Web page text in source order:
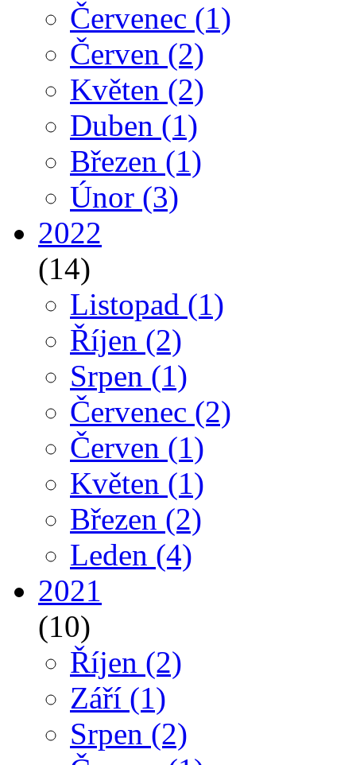
Červenec (1)
Červen (2)
Květen (2)
Duben (1)
Březen (1)
Únor (3)
2022
(14)
Listopad (1)
Říjen (2)
Srpen (1)
Červenec (2)
Červen (1)
Květen (1)
Březen (2)
Leden (4)
2021
(10)
Říjen (2)
Září (1)
Srpen (2)